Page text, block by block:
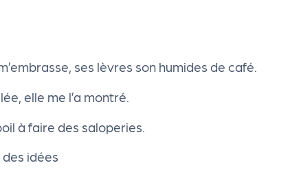
ses lèvres son humides de café.
elle me l’a montré.
à faire des saloperies.
idées